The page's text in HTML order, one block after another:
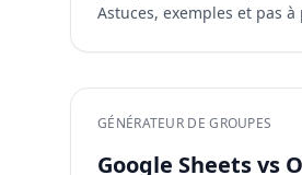
Astuces, exemples et pas à
GÉNÉRATEUR DE GROUPES
Google Sheets vs